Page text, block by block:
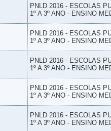
PNLD 2016 - ESCOLAS
1º A 3º ANO - ENSINO
PNLD 2016 - ESCOLAS
1º A 3º ANO - ENSINO
PNLD 2016 - ESCOLAS
1º A 3º ANO - ENSINO
PNLD 2016 - ESCOLAS
1º A 3º ANO - ENSINO
PNLD 2016 - ESCOLAS
1º A 3º ANO - ENSINO